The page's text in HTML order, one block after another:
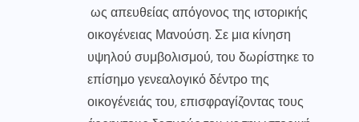
ως απευθείας απόγονος της ιστορικής
οικογένειας Μανούση. Σε μια κίνηση
υψηλού συμβολισμού, του δωρίστηκε το
επίσημο γενεαλογικό δέντρο της
οικογένειάς του, επισφραγίζοντας τους